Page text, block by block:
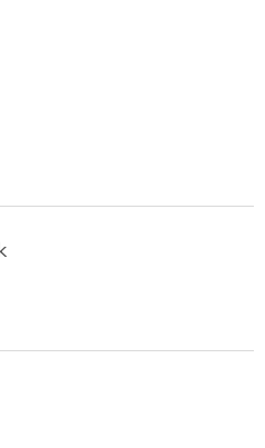
je 5 z 5 hvězdiček.
je 5 z 5 hvězdiček.